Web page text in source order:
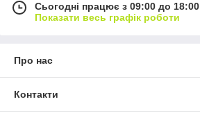
Сьогодні працює з 09:00 до 18:00
Показати весь графік роботи
Про нас
Контакти